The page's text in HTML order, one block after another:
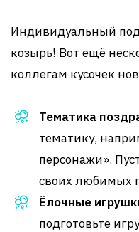
Индивидуальный
козырь! Вот ещё
коллегам кусочек
Тематика
тематику,
персонажи».
своих любимых
Ёлочные
подготовьте